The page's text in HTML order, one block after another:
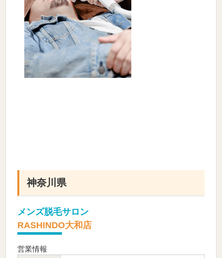
神奈川県
メンズ脱毛サロン
RASHINDO大和店
営業情報